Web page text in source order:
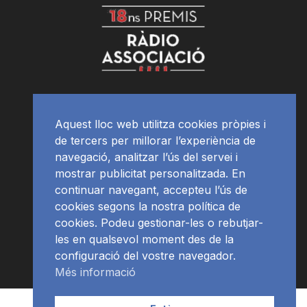
APP Programació
Aquest lloc web utilitza cookies pròpies i
de tercers per millorar l’experiència de
navegació, analitzar l’ús del servei i
mostrar publicitat personalitzada. En
continuar navegant, accepteu l’ús de
cookies segons la nostra política de
cookies. Podeu gestionar-les o rebutjar-
les en qualsevol moment des de la
configuració del vostre navegador.
Més informació